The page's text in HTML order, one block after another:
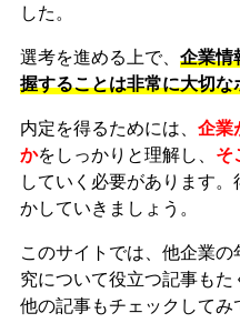
した。
選考を進める上で、 企業情
握することは非常に大切
内定を得るためには、 企業
かをしっかりと理解し、 そ
していく必要があります。
かしていきましょう。
このサイトでは、他企業
究について役立つ記事も
他の記事もチェックしてみ